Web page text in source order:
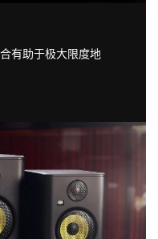
有助于极大限度地